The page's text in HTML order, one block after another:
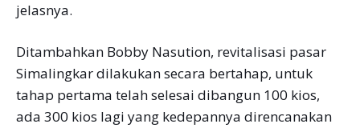
jelasnya.
Ditambahkan Bobby Nasution, revitalisasi pasar
Simalingkar dilakukan secara bertahap, untuk
tahap pertama telah selesai dibangun 100 kios,
ada 300 kios lagi yang kedepannya direncanakan